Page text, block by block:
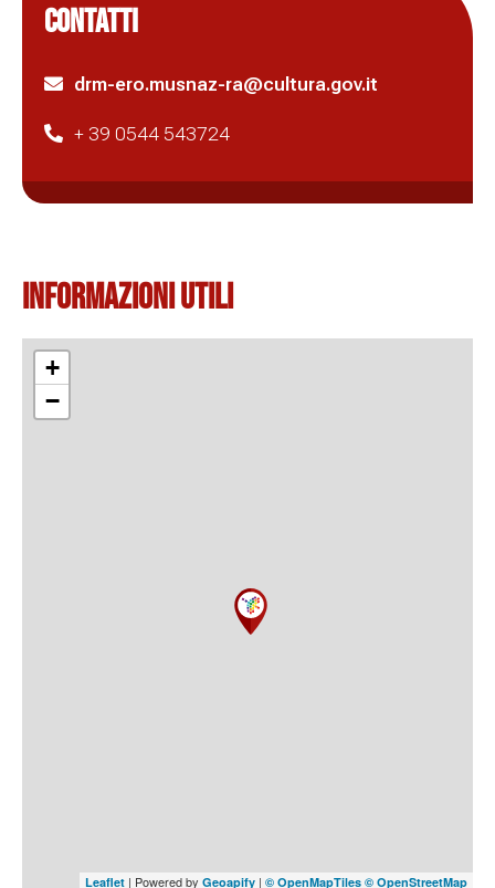
CONTATTI
drm-ero.musnaz-ra@cultura.gov.it
+ 39 0544 543724
Informazioni Utili
+
−
Leaflet | Powered by Geoapify | © OpenMapTiles © OpenStreetMap